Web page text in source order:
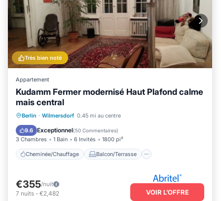
Très bien noté
Appartement
Kudamm Fermer modernisé Haut Plafond calme
mais central
Berlin · Wilmersdorf 0.45 mi au centre
9.6 Exceptionnel(50 Commentaires)
3 Chambres 1 Bain 6 Invités 1800 pi²
Cheminée/Chauffage Balcon/Terrasse
Cheminée/Chauffage
Cuisine
Internet
€355/nuit
7 nuits - €2,482 VOIR L’OFFRE